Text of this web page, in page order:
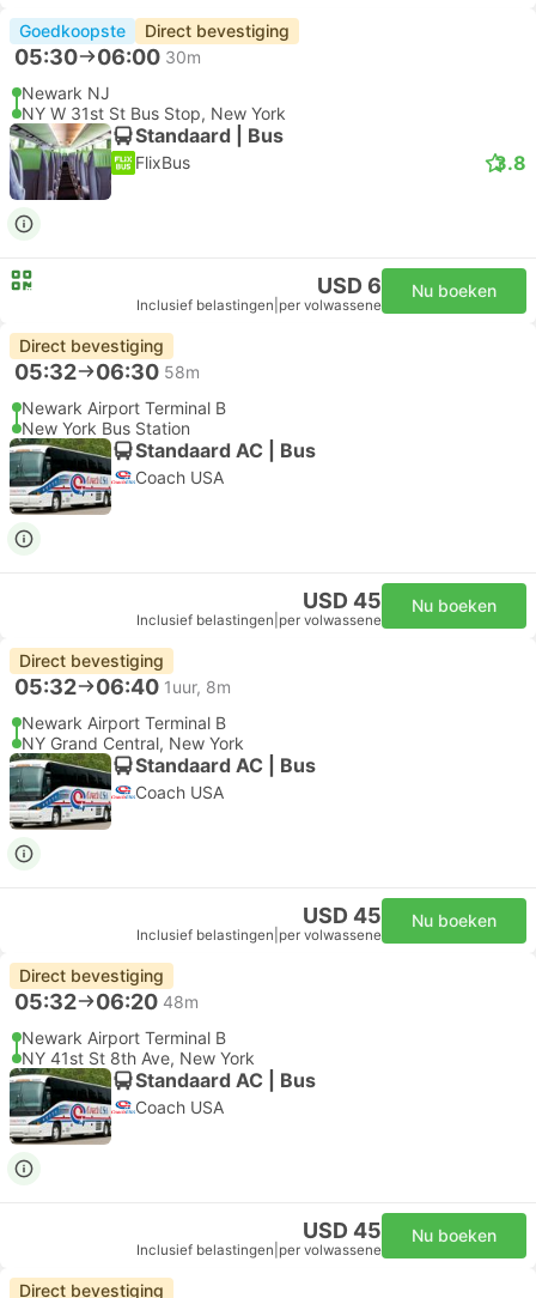
Goedkoopste Direct bevestiging
05:30 06:00 30m
Newark NJ
NY W 31st St Bus Stop, New York
Standaard | Bus
FlixBus 3.8
USD 6
Inclusief belastingen per volwassene
Nu boeken
Direct bevestiging
05:32 06:30 58m
Newark Airport Terminal B
New York Bus Station
Standaard AC | Bus
Coach USA
USD 45
Inclusief belastingen per volwassene
Nu boeken
Direct bevestiging
05:32 06:40 1uur, 8m
Newark Airport Terminal B
NY Grand Central, New York
Standaard AC | Bus
Coach USA
USD 45
Inclusief belastingen per volwassene
Nu boeken
Direct bevestiging
05:32 06:20 48m
Newark Airport Terminal B
NY 41st St 8th Ave, New York
Standaard AC | Bus
Coach USA
USD 45
Inclusief belastingen per volwassene
Nu boeken
Direct bevestiging